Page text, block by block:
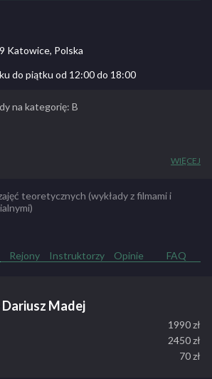
Katowice, Polska
do piątku od 12:00 do 18:00
na kategorię: B
SZKOŁY
WIĘCEJ
teoretycznych (wykłady z filmami i
Rejony Instruktorzy Opinie FAQ
Dariusz Madej
1990 zł
2450 zł
70 zł